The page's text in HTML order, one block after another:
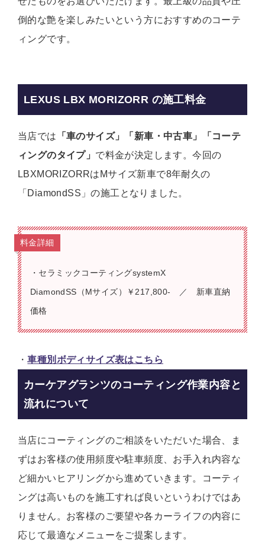
倒的な艶を楽しみたいという方におすすめのコーテ
ィングです。
LEXUS LBX MORIZORR の施工料金
当店では 「車のサイズ」「新車・中古車」「コーテ
ィングのタイプ」 で料金が決定します。今回の
LBXMORIZORRはMサイズ新車で8年耐久の
「DiamondSS」の施工となりました。
料金詳細
・セラミックコーティングsystemX
DiamondSS（Mサイズ）￥217,800- ／ 新車直納
価格
・車種別ボディサイズ表はこちら
カーケアグランツのコーティング作業内容と
流れについて
当店にコーティングのご相談をいただいた場合、ま
ずはお客様の使用頻度や駐車頻度、お手入れ内容な
ど細かいヒアリングから進めていきます。コーティ
ングは高いものを施工すれば良いというわけではあ
りません。お客様のご要望や各カーライフの内容に
応じて最適なメニューをご提案します。